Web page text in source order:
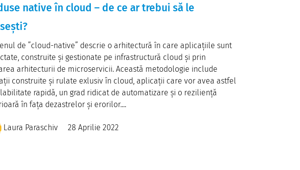
native în cloud – de ce ar trebui să le
de ”cloud-native” descrie o arhitectură în care aplicațiile sunt
construite și gestionate pe infrastructură cloud și prin
arhitecturii de microservicii. Această metodologie include
construite și rulate exlusiv în cloud, aplicații care vor avea astfel
rapidă, un grad ridicat de automatizare și o reziliență
în fața dezastrelor și erorilor....
Laura Paraschiv 28 Aprilie 2022